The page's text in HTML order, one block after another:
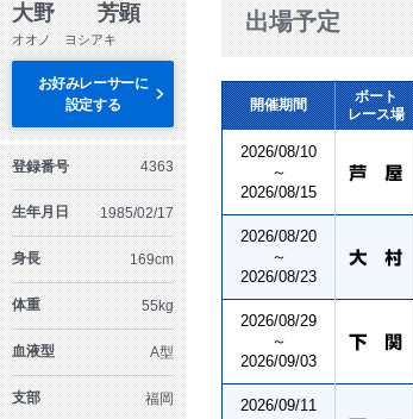
大野 芳顕
オオノ ヨシアキ
お好みレーサーに
設定する
登録番号 4363
生年月日 1985/02/17
身長 169cm
体重 55kg
血液型 A型
支部 福岡
出場予定
開催期間
ボート
レース場
2026/08/10
～
2026/08/15
2026/08/20
～
2026/08/23
2026/08/29
～
2026/09/03
2026/09/11